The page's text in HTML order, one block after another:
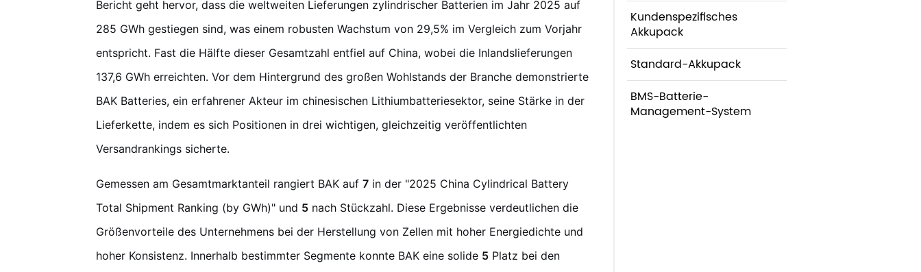
Bericht geht hervor, dass die weltweiten Lieferungen zylindrischer Batterien im Jahr 2025 auf
285 GWh gestiegen sind, was einem robusten Wachstum von 29,5% im Vergleich zum Vorjahr
entspricht. Fast die Hälfte dieser Gesamtzahl entfiel auf China, wobei die Inlandslieferungen
137,6 GWh erreichten. Vor dem Hintergrund des großen Wohlstands der Branche demonstrierte
BAK Batteries, ein erfahrener Akteur im chinesischen Lithiumbatteriesektor, seine Stärke in der
Lieferkette, indem es sich Positionen in drei wichtigen, gleichzeitig veröffentlichten
Versandrankings sicherte.
Gemessen am Gesamtmarktanteil rangiert BAK auf7 in der "2025 China Cylindrical Battery
Total Shipment Ranking (by GWh)" und 5 nach Stückzahl. Diese Ergebnisse verdeutlichen die
Größenvorteile des Unternehmens bei der Herstellung von Zellen mit hoher Energiedichte und
hoher Konsistenz. Innerhalb bestimmter Segmente konnte BAK eine solide 5 Platz bei den
Kundenspezifisches
Akkupack
Standard-Akkupack
BMS-Batterie-
Management-System